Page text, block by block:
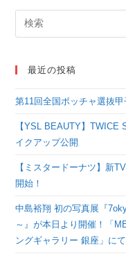
最近の投稿
第11回全国ボッチャ選抜
【YSL BEAUTY】TWICE
イクアップ公開
【ミスタードーナツ】新
開始！
中島裕翔 初の写真展『
～』が本日より開催！「
ングギャラリー 銀座」に